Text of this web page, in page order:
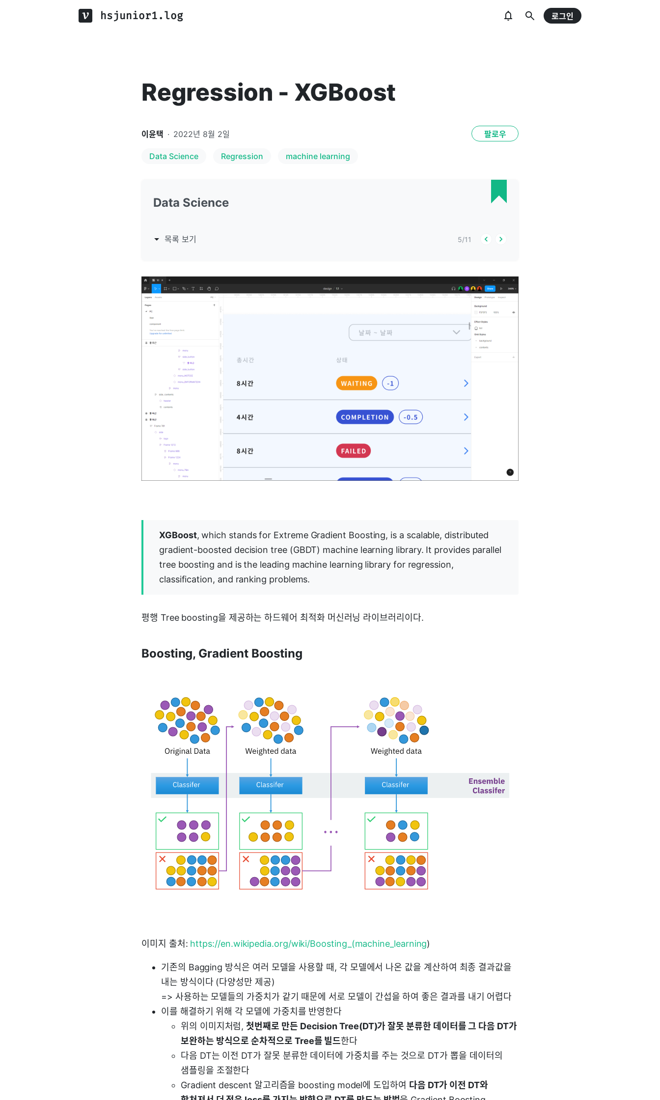
hsjunior1.log 로그인
Regression - XGBoost
이윤택 · 2022년 8월 2일 팔로우
Data Science Regression machine learning
Data Science
목록 보기 5/11
XGBoost, which stands for Extreme Gradient Boosting, is a scalable, distributed
gradient-boosted decision tree (GBDT) machine learning library. It provides parallel
tree boosting and is the leading machine learning library for regression,
classification, and ranking problems.
평행 Tree boosting을 제공하는 하드웨어 최적화 머신러닝 라이브러리이다.
Boosting, Gradient Boosting
이미지 출처: https://en.wikipedia.org/wiki/Boosting_(machine_learning)
기존의 Bagging 방식은 여러 모델을 사용할 때, 각 모델에서 나온 값을 계산하여 최종 결과값을
내는 방식이다 (다양성만 제공)
=> 사용하는 모델들의 가중치가 같기 때문에 서로 모델이 간섭을 하여 좋은 결과를 내기 어렵다
이를 해결하기 위해 각 모델에 가중치를 반영한다
위의 이미지처럼, 첫번째로 만든 Decision Tree(DT)가 잘못 분류한 데이터를 그 다음 DT가
보완하는 방식으로 순차적으로 Tree를 빌드한다
다음 DT는 이전 DT가 잘못 분류한 데이터에 가중치를 주는 것으로 DT가 뽑을 데이터의
샘플링을 조절한다
Gradient descent 알고리즘을 boosting model에 도입하여 다음 DT가 이전 DT와